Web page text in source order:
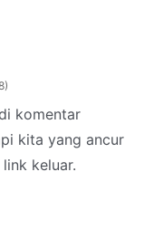
komentar
kita yang ancur
keluar.